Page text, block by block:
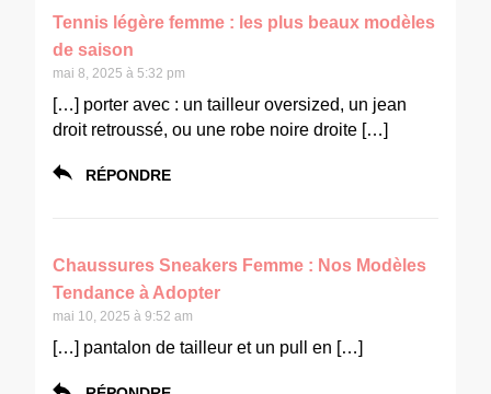
Tennis légère femme : les plus beaux modèles
de saison
mai 8, 2025 à 5:32 pm
[…] porter avec : un tailleur oversized, un jean
droit retroussé, ou une robe noire droite […]
RÉPONDRE
Chaussures Sneakers Femme : Nos Modèles
Tendance à Adopter
mai 10, 2025 à 9:52 am
[…] pantalon de tailleur et un pull en […]